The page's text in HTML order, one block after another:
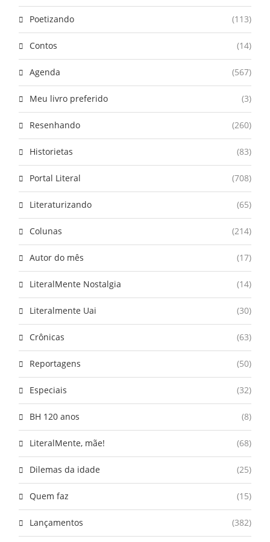
Poetizando (113)
Contos (14)
Agenda (567)
Meu livro preferido (3)
Resenhando (260)
Historietas (83)
Portal Literal (708)
Literaturizando (65)
Colunas (214)
Autor do mês (17)
LiteralMente Nostalgia (14)
Literalmente Uai (30)
Crônicas (63)
Reportagens (50)
Especiais (32)
BH 120 anos (8)
LiteralMente, mãe! (68)
Dilemas da idade (25)
Quem faz (15)
Lançamentos (382)